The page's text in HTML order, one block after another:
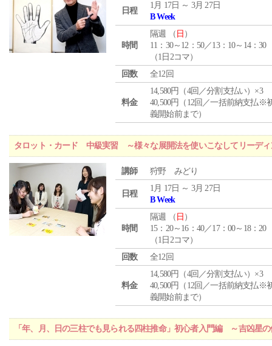
日程
1月 17日 ～ 3月 27日
B Week
時間
隔週 （ 日 ）
11：30～12：50／13：10～14：30
（1日2コマ）
回数
全12回
料金
14,580円（4回／分割支払い）×3
40,500円（12回／一括前納支払※
義開始前まで）
タロット・カード 中級実習 ～様々な展開法を使いこなしてリーディ
講師 狩野 みどり
日程
1月 17日 ～ 3月 27日
B Week
時間
隔週 （ 日 ）
15：20～16：40／17：00～18：20
（1日2コマ）
回数
全12回
料金
14,580円（4回／分割支払い）×3
40,500円（12回／一括前納支払※
義開始前まで）
「年、月、日の三柱でも見られる四柱推命」初心者入門編 ～吉凶星